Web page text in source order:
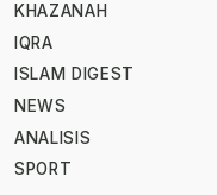
KHAZANAH
IQRA
ISLAM DIGEST
NEWS
ANALISIS
SPORT